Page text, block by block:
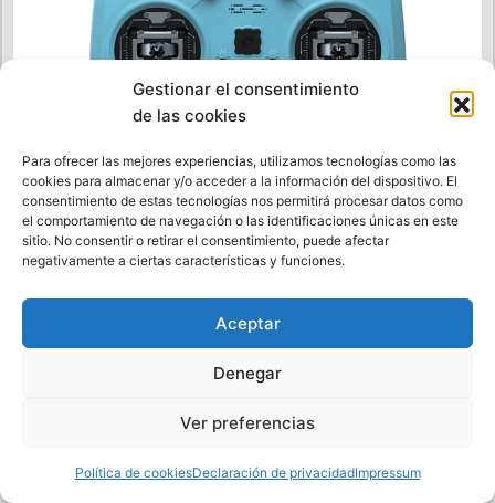
Gestionar el consentimiento
de las cookies
Para ofrecer las mejores experiencias, utilizamos tecnologías como las
cookies para almacenar y/o acceder a la información del dispositivo. El
consentimiento de estas tecnologías nos permitirá procesar datos como
el comportamiento de navegación o las identificaciones únicas en este
sitio. No consentir o retirar el consentimiento, puede afectar
negativamente a ciertas características y funciones.
Aceptar
Denegar
Ver preferencias
Política de cookiesDeclaración de privacidadImpressum
Jumper T15 vs Radiomaster: ¿cómo se compara con sus
principales rivales?
Elegir una emisora para FPV nunca es sencillo.